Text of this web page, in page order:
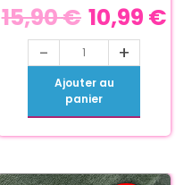
15,90€ 10,99 €
- +
Ajouter au
panier